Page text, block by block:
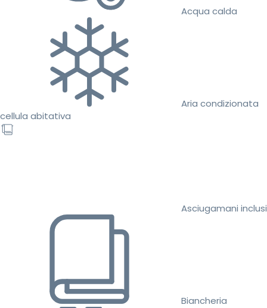
Acqua calda
Aria condizionata
cellula abitativa
Asciugamani inclusi
Biancheria